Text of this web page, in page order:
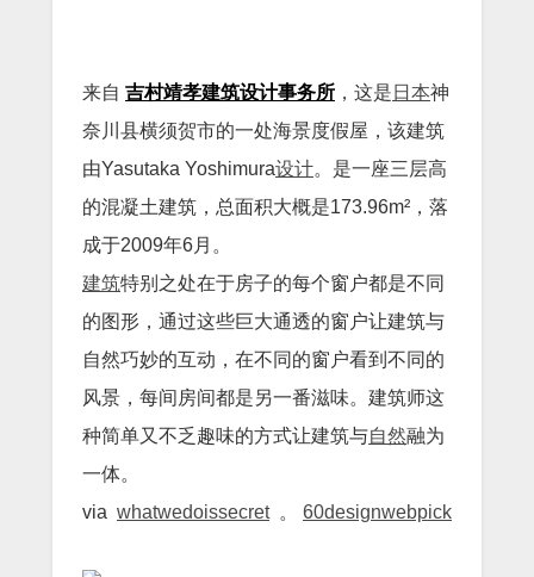
来自 吉村靖孝建筑设计事务所 ，这是 日本神
奈川县横须贺市的一处海景度假屋，该建筑
由Yasutaka Yoshimura设计。是一座三层高
的混凝土建筑，总面积大概是173.96m²，落
成于2009年6月。
建筑特别之处在于房子的每个窗户都是不同
的图形，通过这些巨大通透的窗户让建筑与
自然巧妙的互动，在不同的窗户看到不同的
风景，每间房间都是另一番滋味。建筑师这
种简单又不乏趣味的方式让建筑与自然融为
一体。
via whatwedoissecret。 60designwebpick